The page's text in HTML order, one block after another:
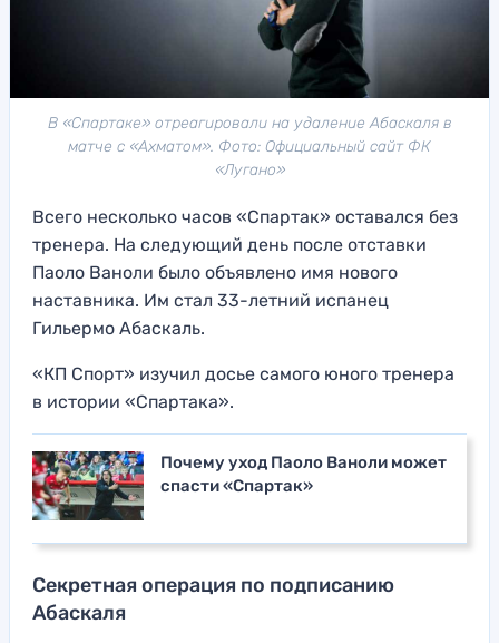
В «Спартаке» отреагировали на удаление Абаскаля в
матче с «Ахматом». Фото: Официальный сайт ФК
«Лугано»
Всего несколько часов «Спартак» оставался без
тренера. На следующий день после отставки
Паоло Ваноли было объявлено имя нового
наставника. Им стал 33-летний испанец
Гильермо Абаскаль.
«КП Спорт» изучил досье самого юного тренера
в истории «Спартака».
Почему уход Паоло Ваноли может
спасти «Спартак»
Секретная операция по подписанию
Абаскаля